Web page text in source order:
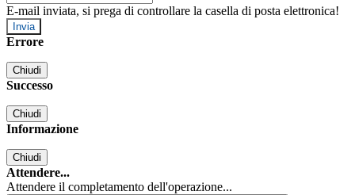
E-mail inviata, si prega di controllare la casella di posta elettronica!
Errore
Chiudi
Successo
Chiudi
Informazione
Chiudi
Attendere...
Attendere il completamento dell'operazione...